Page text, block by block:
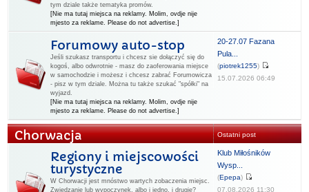
tym dziale także tematyka promów.
[Nie ma tutaj miejsca na reklamy. Molim, ovdje nije
mjesto za reklame. Please do not advertise.]
Forumowy auto-stop
Jeśli szukasz transportu i chcesz sie dołączyć się do
kogoś, albo odwrotnie - masz do zaoferowania miejsce
w samochodzie i możesz i chcesz zabrać Forumowicza
- pisz w tym dziale. Można tu także szukać "spółki" na
wyjazd.
[Nie ma tutaj miejsca na reklamy. Molim, ovdje nije
mjesto za reklame. Please do not advertise.]
20-27.07 Fazana
Pula...
(piotrek1255)
15.07.2026 06:49
Chorwacja Ostatni post
Regiony i miejscowości
turystyczne
W Chorwacji jest mnóstwo wartych zobaczenia miejsc.
Zwiedzanie lub wypoczynek, albo i jedno, i drugie?
Klub Miłośników
Wysp...
(Epepa)
07.08.2026 11:30